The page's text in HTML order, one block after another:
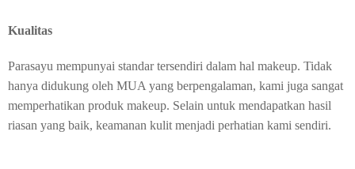
Kualitas
Parasayu mempunyai standar tersendiri dalam hal makeup. Tidak
hanya didukung oleh MUA yang berpengalaman, kami juga sangat
memperhatikan produk makeup. Selain untuk mendapatkan hasil
riasan yang baik, keamanan kulit menjadi perhatian kami sendiri.